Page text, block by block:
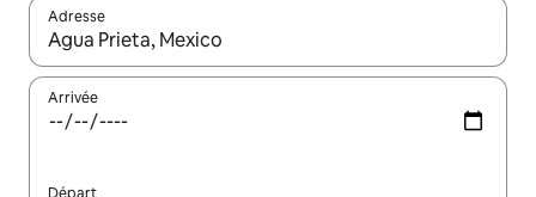
Adresse
Lorsque les résultats s'affichent, utilisez les flèches vers le
Arrivée
Départ